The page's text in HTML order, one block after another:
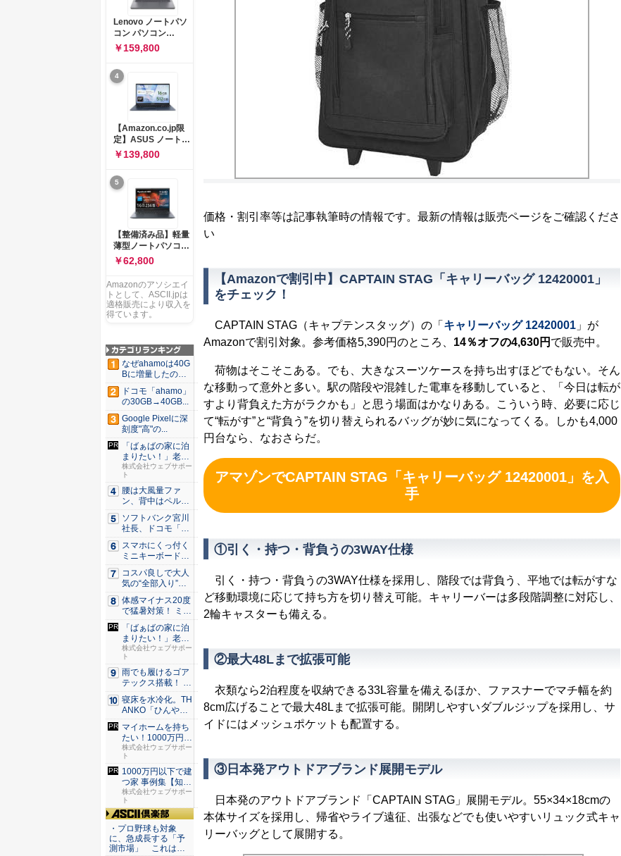
価格・割引率等は記事執筆時の情報です。最新の情報は販売ページをご確認くださ
い
【Amazonで割引中】CAPTAIN STAG「キャリーバッグ 12420001」
をチェック！
CAPTAIN STAG（キャプテンスタッグ）の「 キャリーバッグ 12420001 」が
Amazonで割引対象。参考価格5,390円のところ、 14％オフの4,630円 で販売中。
荷物はそこそこある。でも、大きなスーツケースを持ち出すほどでもない。そん
な移動って意外と多い。駅の階段や混雑した電車を移動していると、「今日は転が
すより背負えた方がラクかも」と思う場面はかなりある。こういう時、必要に応じ
て“転がす”と“背負う”を切り替えられるバッグが妙に気になってくる。しかも4,000
円台なら、なおさらだ。
アマゾンでCAPTAIN STAG「キャリーバッグ 12420001」を入
手
①引く・持つ・背負うの3WAY仕様
引く・持つ・背負うの3WAY仕様を採用し、階段では背負う、平地では転がすな
ど移動環境に応じて持ち方を切り替え可能。キャリーバーは多段階調整に対応し、
2輪キャスターも備える。
②最大48Lまで拡張可能
衣類なら2泊程度を収納できる33L容量を備えるほか、ファスナーでマチ幅を約
8cm広げることで最大48Lまで拡張可能。開閉しやすいダブルジップを採用し、サ
イドにはメッシュポケットも配置する。
③日本発アウトドアブランド展開モデル
日本発のアウトドアブランド「CAPTAIN STAG」展開モデル。55×34×18cmの
本体サイズを採用し、帰省やライブ遠征、出張などでも使いやすいリュック式キャ
リーバッグとして展開する。
Lenovo ノートパソ
コン パソコン
IdeaPad Slim 3 14.0
インチ AMD
Ryzen™ 5 8640HS
メモリ16GB
SSD512GB
Microsoft 365 試用
版 Windows11 バッ
テリー駆動12.6時間
重量1.39kg ルナグレ
ー 83K9003JJP ノー
トPC
￥159,800
4
【Amazon.co.jp限
定】ASUS ノートパ
ソコン Vivobook 15
M1502NAQ 15.6イ
ンチ AMD Ryzen 7
170 メモリ16GB
SSD 512GB
Microsoft 365
Personal (24か月版)
搭載 Windows 11 重
量1.7kg Wi-Fi 6E ク
ワイエットブルー
M1502NAQ-
￥139,800
5
【整備済み品】軽量
薄型ノートパソコン
dynabook G83 ■
13.3型
FHD(1920x1080) -
高性能第11世代Core
i5-1135G7 - メモリ
16GB - SSD 256GB
USB Type-C - MS
Office 2021 - Win11
搭載
￥62,800
Amazonのアソシエイ
トとして、ASCII.jpは
適格販売により収入を
得ています。
なぜahamoは40G
Bに増量したの
か ...
ドコモ「ahamo」
の30GB→40GB...
Google Pixelに深
刻度"高"の...
「ばぁばの家に泊
まりたい！」老後
に住むな...
株式会社ウェブサポー
ト
腰は大風量ファ
ン、背中はペルチ
ェ冷却。ダ...
ソフトバンク宮川
社長、ドコモ「ah
amo...
スマホにくっ付く
ミニキーボード！
触ってわ...
コスパ良しで大人
気の“全部入り”の
アンド...
体感マイナス20度
で猛暑対策！ ミズ
ノの...
「ばぁばの家に泊
まりたい！」老後
に住むな...
株式会社ウェブサポー
ト
雨でも履けるゴア
テックス搭載！ ミ
ズノの...
寝床を水冷化。TH
ANKO「ひんやり
水流...
マイホームを持ち
たい！1000万円以
下の...
株式会社ウェブサポー
ト
1000万円以下で建
つ家 事例集【知ら
な...
株式会社ウェブサポー
ト
ASCII倶楽部
・プロ野球も対象
に、急成長する「予
測市場」 これは…